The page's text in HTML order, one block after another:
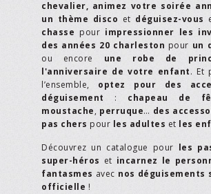
chevalier, animez votre soirée
un thème disco et déguisez-vous
chasse pour impressionner les
des années 20 charleston pour un
ou encore une robe de
l'anniversaire de votre enfant. Et
l’ensemble, optez pour des
déguisement : chapeau de
moustache, perruque… des
pas chers pour les adultes et les
Découvrez un catalogue pour les
super-héros et incarnez le
fantasmes avec nos déguisements
officielle !